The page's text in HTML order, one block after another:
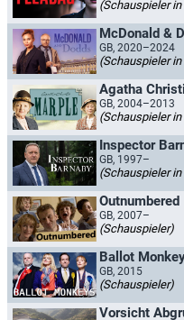
(Schauspieler in
McDonald &
GB, 2020–2024
(Schauspieler in
Agatha
GB, 2004–2013
(Schauspieler in
Inspector
GB, 1997–
(Schauspieler in
Outnumbered
GB, 2007–
(Schauspieler)
Ballot
GB, 2015
(Schauspieler)